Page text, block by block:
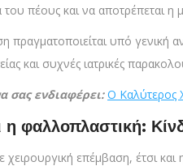
πέους και να αποτρέπεται
πραγματοποιείται υπό γενική
και συχνές ιατρικές
σας ενδιαφέρει: Ο Καλύτερος
η φαλλοπλαστική:
επέμβαση, έτσι